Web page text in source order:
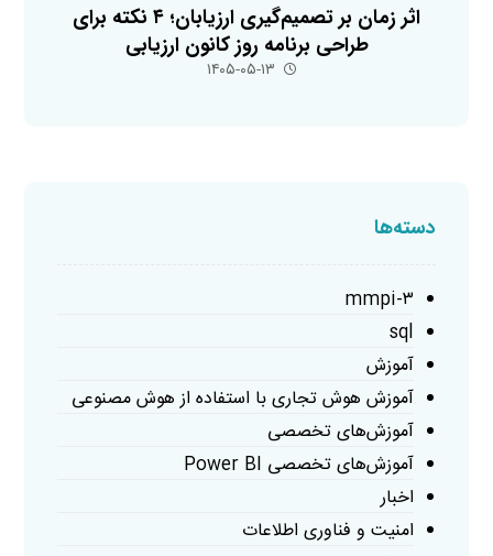
اثر زمان بر تصمیم‌گیری ارزیابان؛ ۴ نکته برای
طراحی برنامه روز کانون ارزیابی
۱۴۰۵-۰۵-۱۳
دسته‌ها
mmpi-۳
sql
آموزش
آموزش هوش تجاری با استفاده از هوش مصنوعی
آموزش‌های تخصصی
آموزش‌های تخصصی Power BI
اخبار
امنیت و فناوری اطلاعات